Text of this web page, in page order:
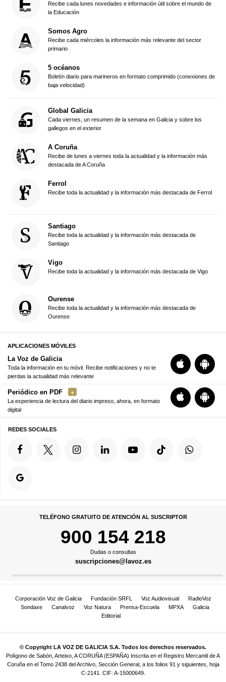
Recibe cada lunes novedades e información útil sobre el mundo de
la Educación
Somos Agro
Recibe cada miércoles la información más relevante del sector
primario
5 océanos
Boletín diario para marineros en formato comprimido (conexiones de
baja velocidad)
Global Galicia
Cada viernes, un resumen de la semana en Galicia y sobre los
gallegos en el exterior
A Coruña
Recibe de lunes a viernes toda la actualidad y la información más
destacada de A Coruña
Ferrol
Recibe toda la actualidad y la información más destacada de Ferrol
Santiago
Recibe toda la actualidad y la información más destacada de
Santiago
Vigo
Recibe toda la actualidad y la información más destacada de Vigo
Ourense
Recibe toda la actualidad y la información más destacada de
Ourense
APLICACIONES MÓVILES
La Voz de Galicia
Toda la información en tu móvil. Recibe notificaciones y no te
pierdas la actualidad más relevante
Periódico en PDF
La experiencia de lectura del diario impreso, ahora, en formato
digital
REDES SOCIALES
TELÉFONO GRATUITO DE ATENCIÓN AL SUSCRIPTOR
900 154 218
Dudas o consultas
suscripciones@lavoz.es
Corporación Voz de Galicia Fundación SRFL Voz Audiovisual
RadioVoz
Sondaxe
Canalvoz Voz Natura Prensa-Escuela MPXA
Galicia
Editorial
© Copyright LA VOZ DE GALICIA S.A. Todos los derechos reservados.
Polígono de Sabón, Arteixo, A CORUÑA (ESPAÑA) Inscrita en el Registro Mercantil de A
Coruña en el Tomo 2438 del Archivo, Sección General, a los folios 91 y siguientes, hoja
C-2141. CIF: A-15000649.